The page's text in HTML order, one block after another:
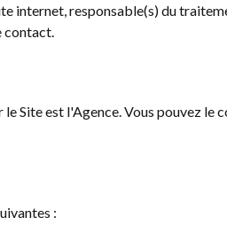
internet, responsable(s) du
contact.
Site est l'Agence. Vous pouvez
: